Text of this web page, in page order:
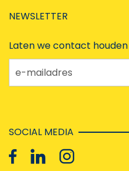
NEWSLETTER
Laten we contact houden
e-mailadres
SOCIAL MEDIA